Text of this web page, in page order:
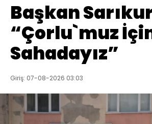
Başkan
“Çorlu`muz
Sahadayız”
Giriş: 07-08-2026 03:03